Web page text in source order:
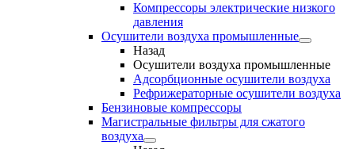
Компрессоры электрические низкого
давления
Осушители воздуха промышленные
Назад
Осушители воздуха промышленные
Адсорбционные осушители воздуха
Рефрижераторные осушители воздуха
Бензиновые компрессоры
Магистральные фильтры для сжатого
воздуха